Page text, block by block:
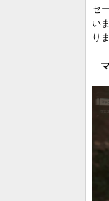
セ
い
り